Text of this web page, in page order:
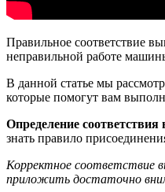
Правильное соответствие
неправильной работе
В данной статье мы
которые помогут вам
Определение
знать правило
Корректное соответствие
приложить достаточно